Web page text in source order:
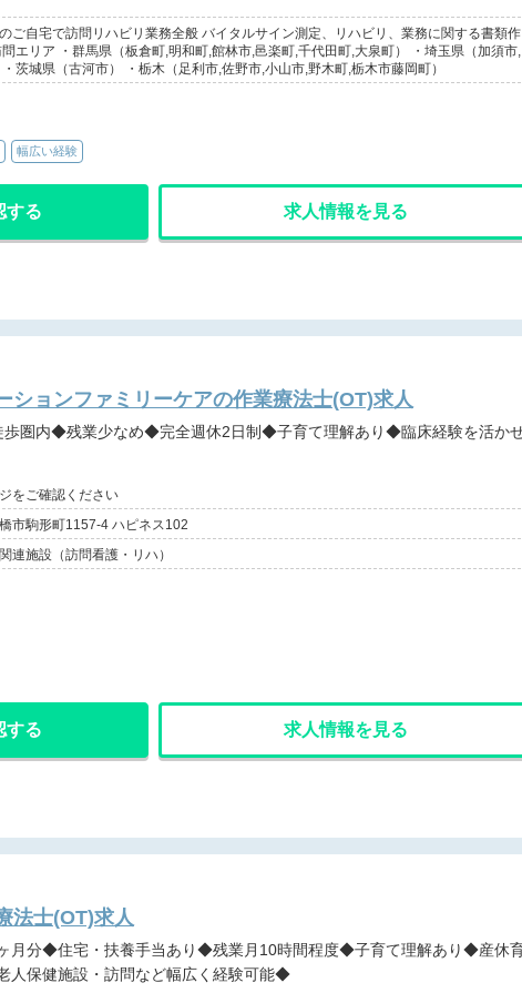
ご自宅で訪問リハビリ業務全般 バイタルサイン測定、リハビリ、業務に関する書類作
エリア ・群馬県（板倉町,明和町,館林市,邑楽町,千代田町,大泉町） ・埼玉県（加須市,
茨城県（古河市） ・栃木（足利市,佐野市,小山市,野木町,栃木市藤岡町）
幅広い経験
する 求人情報を見る
ションファミリーケアの作業療法士(OT)求人
をご確認ください
市駒形町1157-4 ハピネス102
連施設（訪問看護・リハ）
する 求人情報を見る
法士(OT)求人
人保健施設・訪問など幅広く経験可能◆